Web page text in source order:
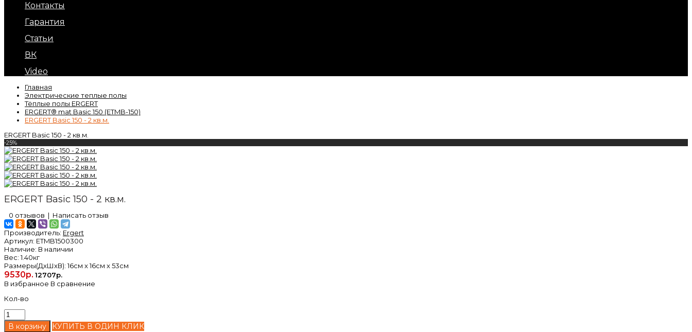
Контакты
Гарантия
Статьи
ВК
Video
Главная
Электрические теплые полы
Тёплые полы ERGERT
ERGERT® mat Basic 150 (ETMB-150)
ERGERT Basic 150 - 2 кв.м.
ERGERT Basic 150 - 2 кв.м.
-25%
ERGERT Basic 150 - 2 кв.м.
0 отзывов | Написать отзыв
Производитель: Ergert
Артикул: ETMB1500300
Наличие: В наличии
Вес:1.40кг
Размеры(ДxШxВ):16см x 16см x 53см
9530р. 12707р.
В избранное В сравнение
Кол-во
КУПИТЬ В ОДИН КЛИК